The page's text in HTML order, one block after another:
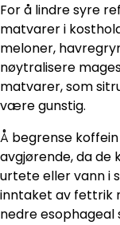
For å lindre syre
matvarer i
meloner,
nøytralisere
matvarer, som
være gunstig.
Å begrense
avgjørende, da de
urtete eller vann i
inntaket av fettrik
nedre esophageal